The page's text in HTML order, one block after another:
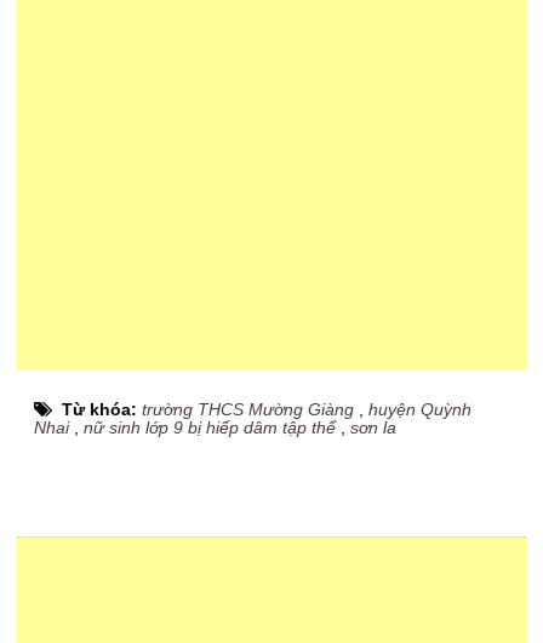
Từ khóa:trường THCS Mường Giàng ,huyện Quỳnh
Nhai,nữ sinh lớp 9 bị hiếp dâm tập thể,sơn la